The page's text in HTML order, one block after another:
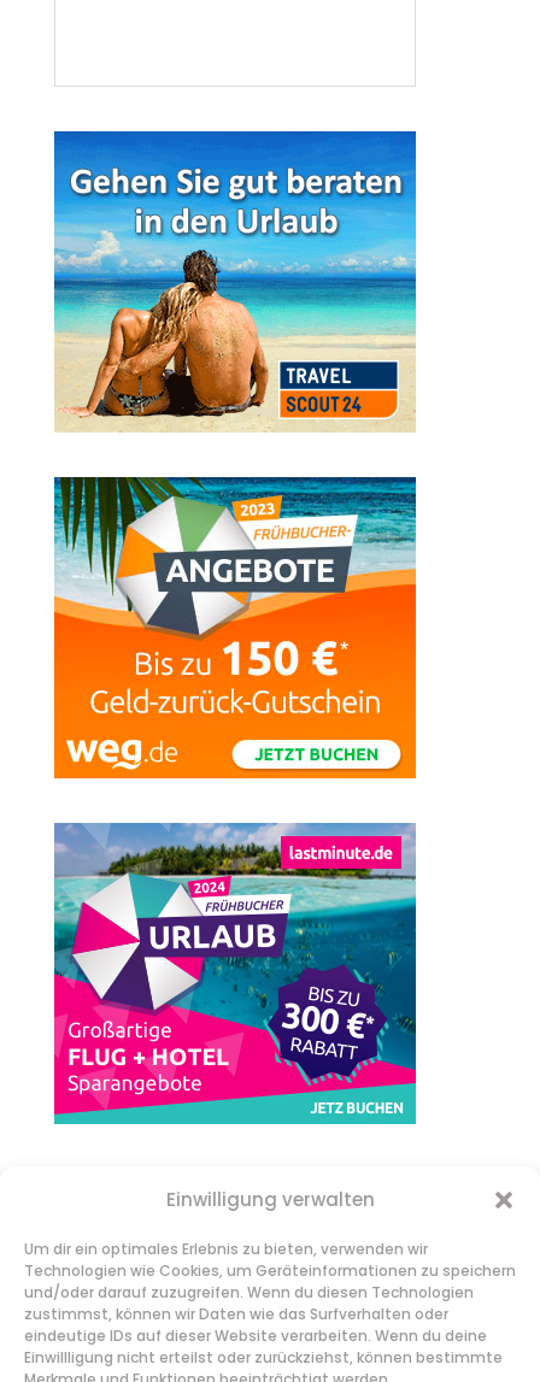
Einwilligung verwalten
Um dir ein optimales Erlebnis zu bieten, verwenden wir
Technologien wie Cookies, um Geräteinformationen zu speichern
und/oder darauf zuzugreifen. Wenn du diesen Technologien
zustimmst, können wir Daten wie das Surfverhalten oder
eindeutige IDs auf dieser Website verarbeiten. Wenn du deine
Einwillligung nicht erteilst oder zurückziehst, können bestimmte